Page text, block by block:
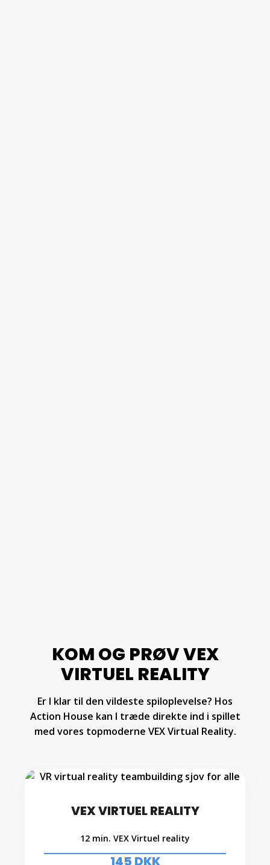
KOM OG PRØV VEX
VIRTUEL REALITY
Er I klar til den vildeste spiloplevelse? Hos
Action House kan I træde direkte ind i spillet
med vores topmoderne VEX Virtual Reality.
VEX VIRTUEL REALITY
12 min. VEX Virtuel reality
145 DKK